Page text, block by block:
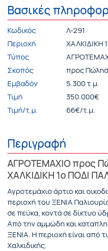
Βασικές
Κωδικός
Λ-291
Περιοχή
ΧΑΛΚΙΔΙΚΗ
Τύπος
Σκοπός
προς
Εμβαδόν
5.300 τ.μ.
Τιμή
350.000€
Τιμή/τ.μ.
66€/τ.μ.
Περιγραφή
ΑΓΡΟΤΕΜΑΧΙΟ προς
ΧΑΛΚΙΔΙΚΗ 1ο ΠΟΔΙ
Αγροτεμάχιο άρτιο και
περιοχή του ΞΕΝΙΑ
σε πεύκα, κοντά σε δίκτυο
Από την αμμώδη και
ΞΕΝΙΑ. Η περιοχή είναι από
Χαλκιδικής.